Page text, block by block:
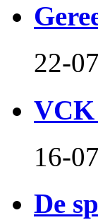
22-07
VCK
16-07
De